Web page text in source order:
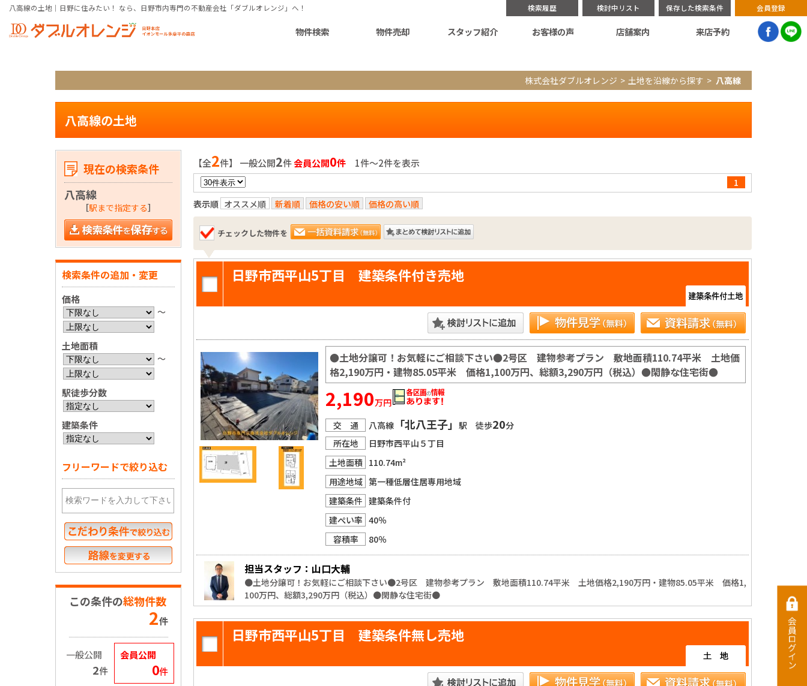
八高線の土地｜日野に住みたい！ なら、日野市内専門の不動産会社「ダブルオレンジ」へ！ 検索履歴 検討中リスト 保存した検索条件 会員登録
物件検索 物件売却 スタッフ紹介 お客様の声 店舗案内 来店予約
株式会社ダブルオレンジ 土地を沿線から探す 八高線
八高線の土地
【全2件】 一般公開2件会員公開0件 1件〜2件を表示
1
表示順 オススメ順 新着順 価格の安い順 価格の高い順
チェックした物件を
日野市西平山5丁目 建築条件付き売地
●土地分譲可！お気軽にご相談下さい●2号区 建物参考プラン 敷地面積110.74平米 土地価
格2,190万円・建物85.05平米 価格1,100万円、総額3,290万円（税込）●閑静な住宅街●
2,190万円
交 通
八高線 「北八王子」 駅 徒歩20分
所在地
日野市西平山５丁目
土地面積 110.74m²
用途地域 第一種低層住居専用地域
建築条件 建築条件付
建ぺい率 40％
容積率
80％
担当スタッフ：山口大輔
●土地分譲可！お気軽にご相談下さい●2号区　建物参考プラン　敷地面積110.74平米　土地価格2,190万円・建物85.05平米　価格1,
100万円、総額3,290万円（税込）●閑静な住宅街●
日野市西平山5丁目 建築条件無し売地
現在の検索条件
八高線
［駅まで指定する］
検索条件の追加・変更
価格
〜
土地面積
〜
駅徒歩分数
建築条件
フリーワードで絞り込む
この条件の総物件数
2件
会員公開
0件
一般公開
2件